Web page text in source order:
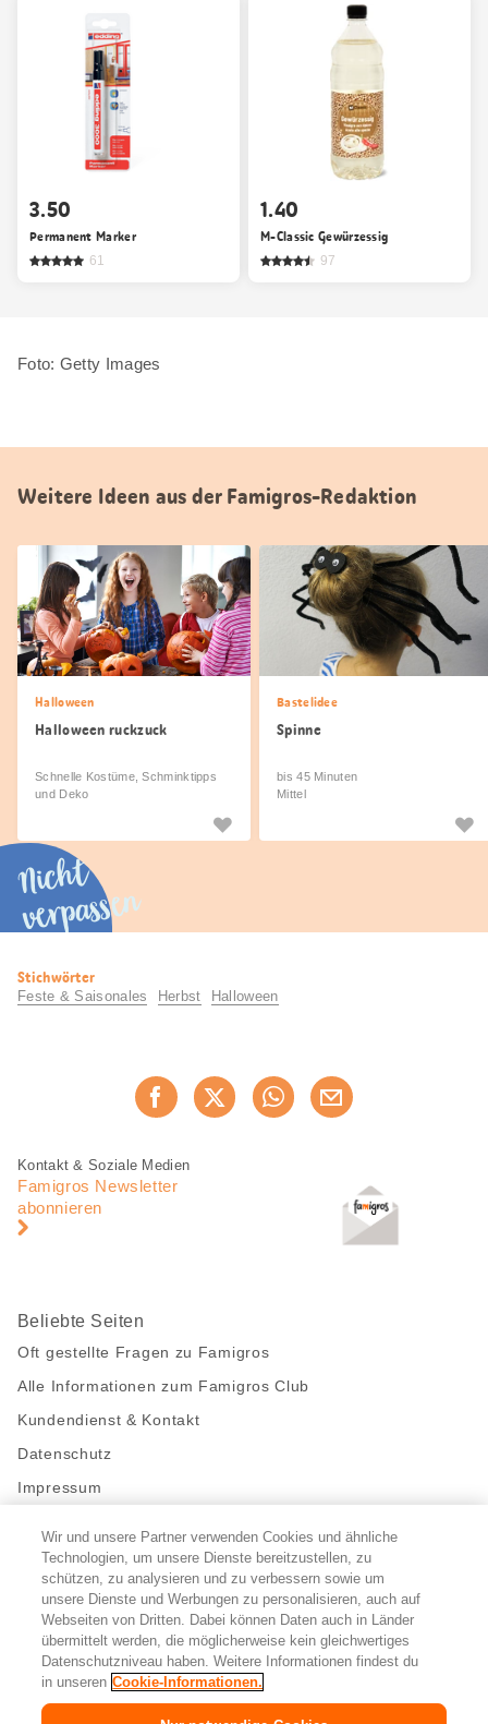
3.50
Permanent Marker
61
1.40
M-Classic Gewürzessig
97
Foto: Getty Images
Weitere Ideen aus der Famigros-Redaktion
Halloween
Halloween ruckzuck
Schnelle Kostüme, Schminktipps
und Deko
Bastelidee
Spinne
bis 45 Minuten
Mittel
Nicht
verpassen
Nützliche
Informationen
Stichwörter
Feste & Saisonales Herbst Halloween
Jetzt weiterempfehlen
Fusszeile
Fusszeile
Navigation
Kontakt & Soziale Medien
Famigros Newsletter
abonnieren
Beliebte Seiten
Oft gestellte Fragen zu Famigros
Alle Informationen zum Famigros Club
Kundendienst & Kontakt
Datenschutz
Impressum
Bleibe mit uns in Kontakt
Facebook
https://twitter.com/migros
https://www.youtube.com/user/
PinterestInstagram
Cookie-Einstellungen
FR IT
Wir und unsere Partner verwenden Cookies und ähnliche
Technologien, um unsere Dienste bereitzustellen, zu
schützen, zu analysieren und zu verbessern sowie um
unsere Dienste und Werbungen zu personalisieren, auch auf
Webseiten von Dritten. Dabei können Daten auch in Länder
übermittelt werden, die möglicherweise kein gleichwertiges
Datenschutzniveau haben. Weitere Informationen findest du
in unseren Cookie-Informationen.